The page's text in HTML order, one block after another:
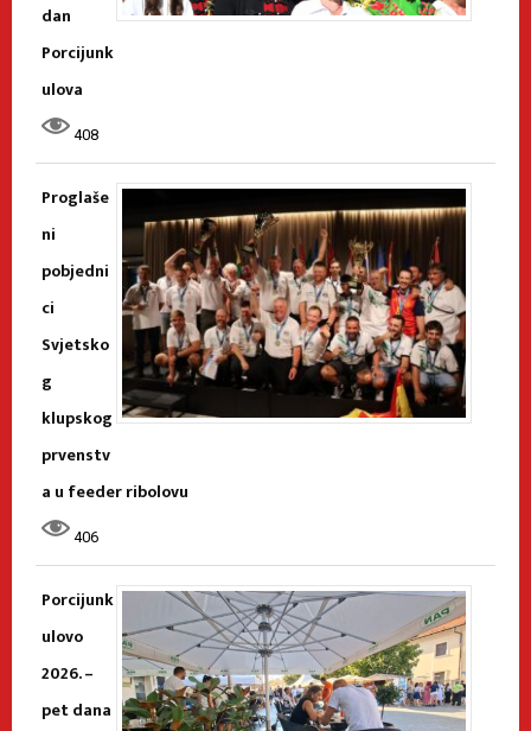
dan
Porcijunk
ulova
408
Proglaše
ni
pobjedni
ci
Svjetsko
g
klupskog
prvenstv
a u feeder ribolovu
406
Porcijunk
ulovo
2026. –
pet dana